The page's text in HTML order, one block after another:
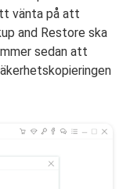
vänta på att
and Restore ska
sedan att